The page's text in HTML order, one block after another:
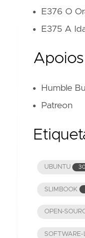
E376 O
E375 A
Apoios
Humble
Patreon
UBUNTU
SLIMBOOK
OPEN-
SOFTWARE-